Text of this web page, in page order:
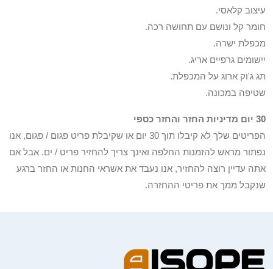
עיצוב קלאסי.
חומר קל ונושם עם תחושה רכה.
מכפלת ישרה.
יישומים גרפיים אריג.
תג ג'וק ארוג על המכפלת.
שטיפה במכונה.
30 יום מדיניות החזר והחזר כספי
הפריטים שלך לא קיבלו תוך 30 יום או שקיבלת פריט פגום / פגום, אנו
נפתור מראש להזמנות החלפה ואינך צריך להחזיר פריט / ים. אבל אם
אתה עדיין רוצה להחזיר, אנו נעבד את אשראי החנות או החזר ברגע
שנקבל ממך את פריטי ההחזרה.